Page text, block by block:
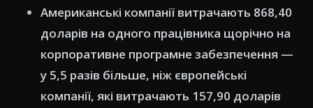
Американські компанії витрачають 868,40
доларів на одного працівника щорічно на
корпоративне програмне забезпечення —
у 5,5 разів більше, ніж європейські
компанії, які витрачають 157,90 доларів